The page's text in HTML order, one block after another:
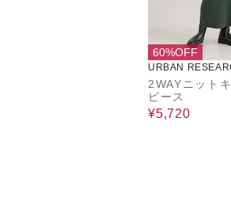
60%OFF
URBAN
use
2WAYニット
ピース
¥5,720